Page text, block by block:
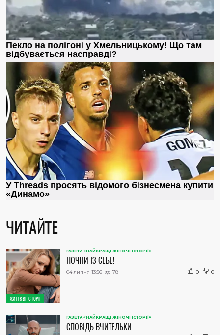
ЧИТАЙТЕ
ЖИТТЄВІ ІСТОРІЇ
ГАЗЕТА «НАЙКРАЩІ ЖІНОЧІ ІСТОРІЇ»
ПОЧНИ ІЗ СЕБЕ!
04 липня 13:56 78 0 0
ГАЗЕТА «НАЙКРАЩІ ЖІНОЧІ ІСТОРІЇ»
СПОВІДЬ ВЧИТЕЛЬКИ